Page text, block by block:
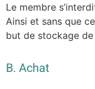
Le membre
Ainsi et sans que
but de stockage
B. Achat